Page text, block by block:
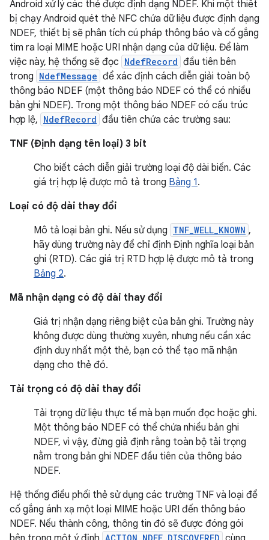
Android xử lý các thẻ được định dạng NDEF. Khi một thiết
bị chạy Android quét thẻ NFC chứa dữ liệu được định dạng
NDEF, thiết bị sẽ phân tích cú pháp thông báo và cố gắng
tìm ra loại MIME hoặc URI nhận dạng của dữ liệu. Để làm
việc này, hệ thống sẽ đọc NdefRecord đầu tiên bên
trong NdefMessage để xác định cách diễn giải toàn bộ
thông báo NDEF (một thông báo NDEF có thể có nhiều
bản ghi NDEF). Trong một thông báo NDEF có cấu trúc
hợp lệ, NdefRecord đầu tiên chứa các trường sau:
TNF (Định dạng tên loại) 3 bit
Cho biết cách diễn giải trường loại độ dài biến. Các
giá trị hợp lệ được mô tả trong Bảng 1.
Loại có độ dài thay đổi
Mô tả loại bản ghi. Nếu sử dụng TNF_WELL_KNOWN ,
hãy dùng trường này để chỉ định Định nghĩa loại bản
ghi (RTD). Các giá trị RTD hợp lệ được mô tả trong
Bảng 2.
Mã nhận dạng có độ dài thay đổi
Giá trị nhận dạng riêng biệt của bản ghi. Trường này
không được dùng thường xuyên, nhưng nếu cần xác
định duy nhất một thẻ, bạn có thể tạo mã nhận
dạng cho thẻ đó.
Tải trọng có độ dài thay đổi
Tải trọng dữ liệu thực tế mà bạn muốn đọc hoặc ghi.
Một thông báo NDEF có thể chứa nhiều bản ghi
NDEF, vì vậy, đừng giả định rằng toàn bộ tải trọng
nằm trong bản ghi NDEF đầu tiên của thông báo
NDEF.
Hệ thống điều phối thẻ sử dụng các trường TNF và loại để
cố gắng ánh xạ một loại MIME hoặc URI đến thông báo
NDEF. Nếu thành công, thông tin đó sẽ được đóng gói